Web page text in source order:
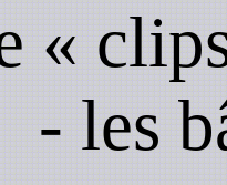
«
- les